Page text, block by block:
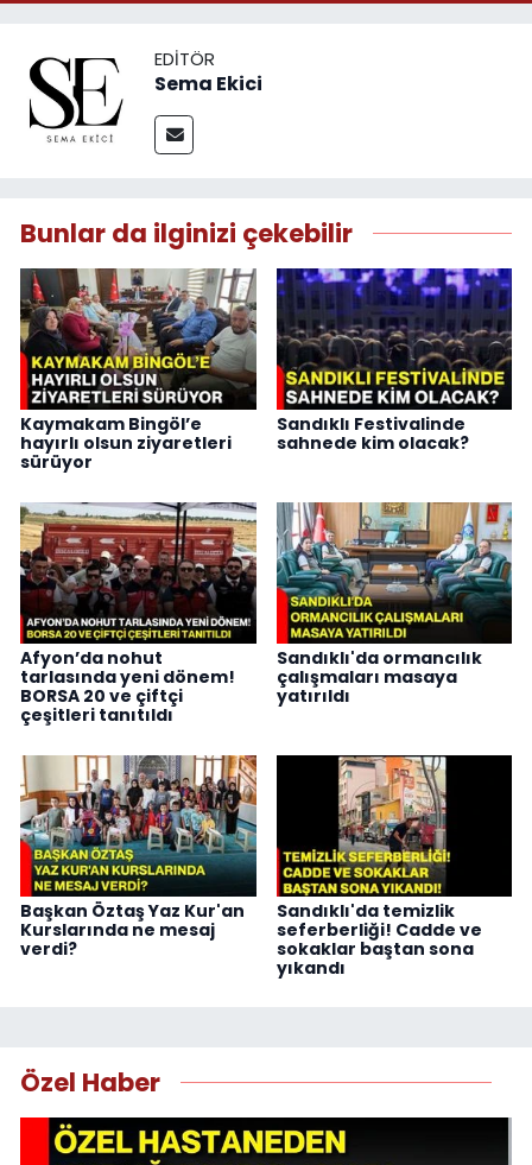
EDITÖR
Sema Ekici
Bunlar da ilginizi çekebilir
Kaymakam Bingöl’e
hayırlı olsun ziyaretleri
sürüyor
Sandıklı Festivalinde
sahnede kim olacak?
Afyon’da nohut
tarlasında yeni dönem!
BORSA 20 ve çiftçi
çeşitleri tanıtıldı
Sandıklı'da ormancılık
çalışmaları masaya
yatırıldı
Başkan Öztaş Yaz Kur'an
Kurslarında ne mesaj
verdi?
Sandıklı'da temizlik
seferberliği! Cadde ve
sokaklar baştan sona
yıkandı
Özel Haber